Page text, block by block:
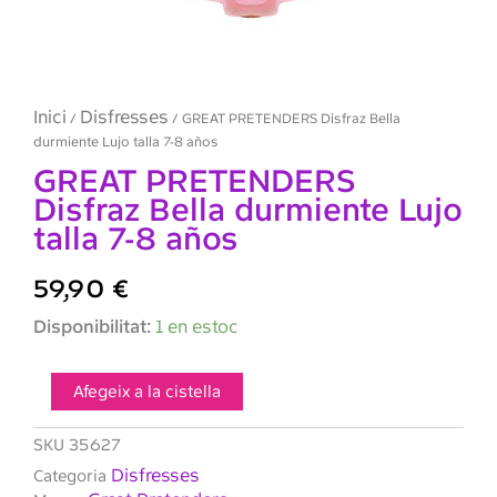
Inici / Disfresses / GREAT PRETENDERS Disfraz Bella
durmiente Lujo talla 7-8 años
GREAT PRETENDERS
Disfraz Bella durmiente Lujo
talla 7-8 años
59,90 €
Disponibilitat: 1 en estoc
quantitat
PRETENDERS
Disfraz
Bella
durmiente
Lujo
Afegeix a la cistella
SKU 35627
Categoria Disfresses